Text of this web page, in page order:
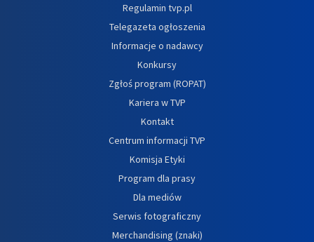
Regulamin tvp.pl
Telegazeta ogłoszenia
Informacje o nadawcy
Konkursy
Zgłoś program (ROPAT)
Kariera w TVP
Kontakt
Centrum informacji TVP
Komisja Etyki
Program dla prasy
Dla mediów
Serwis fotograficzny
Merchandising (znaki)